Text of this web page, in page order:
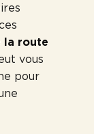
la route
vous
pour